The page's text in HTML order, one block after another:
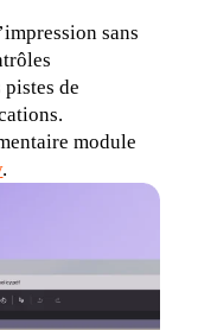
sans
de
module
.